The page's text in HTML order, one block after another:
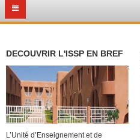
DECOUVRIR L'ISSP EN BREF
L’Unité d’Enseignement et de